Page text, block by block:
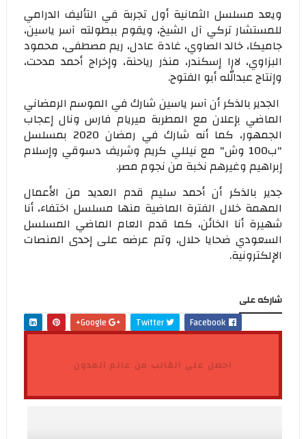
ويعد مسلسل الثمانية أول تجربة في التأليف الدرامي
للمستشار تركي آل الشيخ، ويقوم ببطولته آسر ياسين،
جاميكا، خالد الصاوي، غادة عادل، ريم مصطفى، محمود
البزاوي، لارا إسكندر، منذر رياحنة، وإخراج أحمد مدحت،
وإنتاج عبدالله أبو الفتوح.
الجدير بالذكر أن آسر ياسين شارك في الموسم الرمضاني
الماضي بإعلان مع المطربة ميريام فارس ونال إعجاب
الجمهور، كما أنه شارك في رمضان 2020 بمسلسل
"ب100 وش" مع نيللي كريم وشريف دسوقي وإسلام
إبراهيم وغيرهم نخبة من نجوم مصر.
جدير بالذكر أن أحمد سليم قدم العديد من الأعمال
المهمة خلال الفترة الماضية منها مسلسل اختفاء، أنا
شهيرة أنا الخائن، كما قدم العام الماضي المسلسل
السعودي ضحايا حلال، وتم عرضه على إحدى المنصات
الإلكترونية.
شاركه على
Facebook
Twitter
احصل على القالب من عالم المدون